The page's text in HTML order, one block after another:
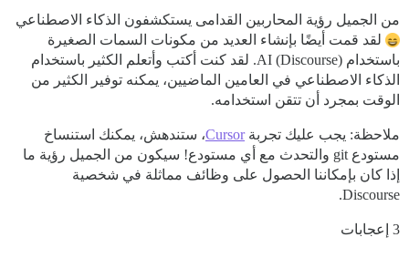
من الجميل رؤية المحاربين القدامى يستكشفون الذكاء الاصطناعي
لقد قمت أيضًا بإنشاء العديد من مكونات السمات الصغيرة
باستخدام (Discourse) AI. لقد كنت أكتب وأتعلم الكثير باستخدام
الذكاء الاصطناعي في العامين الماضيين، يمكنه توفير الكثير من
الوقت بمجرد أن تتقن استخدامه.
ملاحظة: يجب عليك تجربةCursor، ستندهش، يمكنك استنساخ
مستودع git والتحدث مع أي مستودع! سيكون من الجميل رؤية ما
إذا كان بإمكاننا الحصول على وظائف مماثلة في شخصية
Discourse.
3 إعجابات